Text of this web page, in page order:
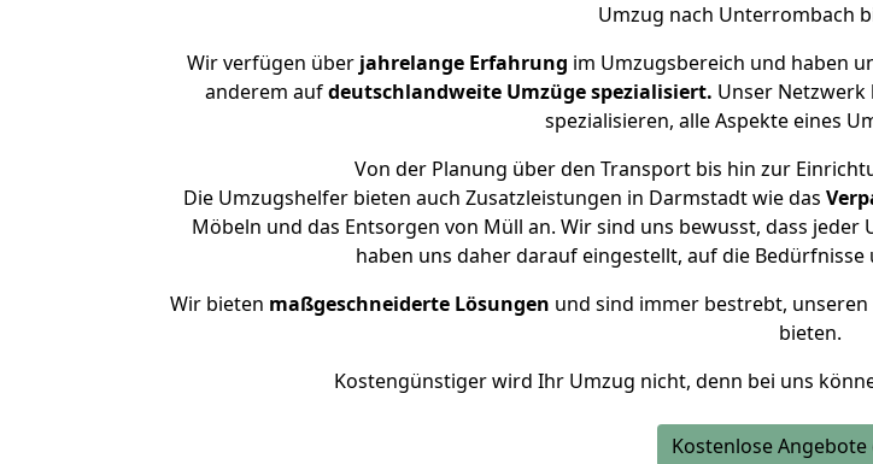
Umzug nach Unterrombach
Wir verfügen über jahrelange Erfahrung im Umzugsbereich und haben
anderem aufdeutschlandweite Umzüge spezialisiert. Unser
spezialisieren, alle Aspekte eines
Von der Planung über den Transport bis hin zur
Die Umzugshelfer bieten auch Zusatzleistungen in Darmstadt wie das
Möbeln und das Entsorgen von Müll an. Wir sind uns bewusst, dass
haben uns daher darauf eingestellt, auf die
Wir bieten maßgeschneiderte Lösungen und sind immer bestrebt,
bieten.
Kostengünstiger wird Ihr Umzug nicht, denn bei uns
Kostenlose